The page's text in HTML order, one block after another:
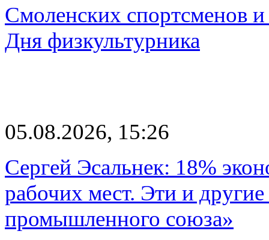
Смоленских спортсменов
Дня физкультурника
05.08.2026, 15:26
Сергей Эсальнек: 18%
рабочих мест. Эти и
промышленного союза»